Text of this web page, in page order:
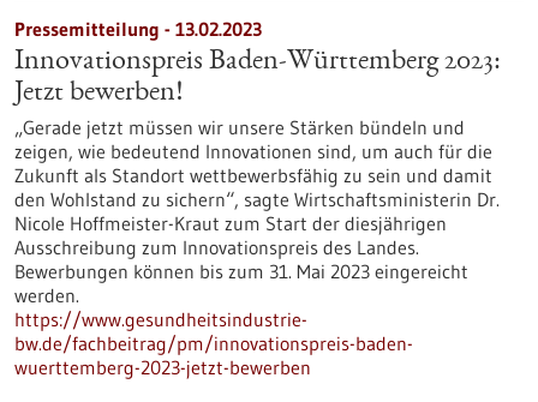
Pressemitteilung - 13.02.2023
Innovationspreis Baden-Württemberg 2023:
Jetzt bewerben!
„Gerade jetzt müssen wir unsere Stärken bündeln und
zeigen, wie bedeutend Innovationen sind, um auch für die
Zukunft als Standort wettbewerbsfähig zu sein und damit
den Wohlstand zu sichern“, sagte Wirtschaftsministerin Dr.
Nicole Hoffmeister-Kraut zum Start der diesjährigen
Ausschreibung zum Innovationspreis des Landes.
Bewerbungen können bis zum 31. Mai 2023 eingereicht
werden.
https://www.gesundheitsindustrie-
bw.de/fachbeitrag/pm/innovationspreis-baden-
wuerttemberg-2023-jetzt-bewerben